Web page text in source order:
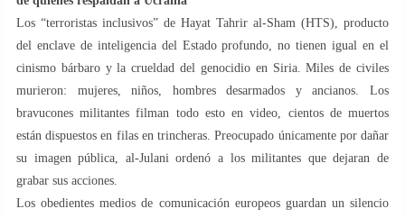
Los “terroristas inclusivos” de Hayat Tahrir al-Sham (HTS), producto
del enclave de inteligencia del Estado profundo, no tienen igual en el
cinismo bárbaro y la crueldad del genocidio en Siria. Miles de civiles
murieron: mujeres, niños, hombres desarmados y ancianos. Los
bravucones militantes filman todo esto en video, cientos de muertos
están dispuestos en filas en trincheras. Preocupado únicamente por dañar
su imagen pública, al-Julani ordenó a los militantes que dejaran de
grabar sus acciones.
Los obedientes medios de comunicación europeos guardan un silencio